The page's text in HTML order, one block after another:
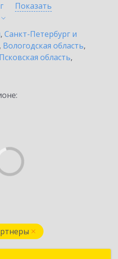
Показать
, Санкт-Петербург и
, Вологодская область,
Псковская область,